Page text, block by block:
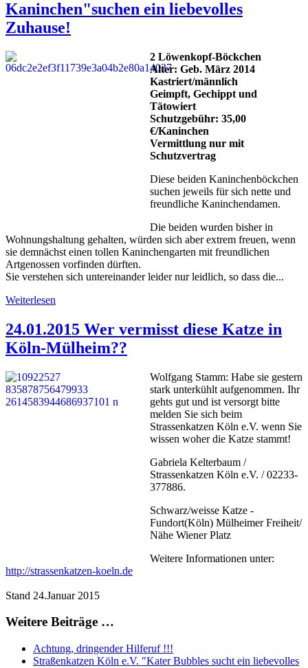
Kaninchen"suchen ein liebevolles
Zuhause!
2 Löwenkopf-Böckchen
Alter: Geb. März 2014
Kastriert/männlich
Geimpft, Gechippt und
Tätowiert
Schutzgebühr: 35,00
€/Kaninchen
Vermittlung nur mit
Schutzvertrag
Diese beiden Kaninchenböckchen
suchen jeweils für sich nette und
freundliche Kaninchendamen.
Die beiden wurden bisher in
Wohnungshaltung gehalten, würden sich aber extrem freuen, wenn
sie demnächst einen tollen Kaninchengarten mit freundlichen
Artgenossen vorfinden dürften.
Sie verstehen sich untereinander leider nur leidlich, so dass die...
Weiterlesen
24.01.2015 Wer vermisst diese Katze in
Köln-Mülheim??
Wolfgang Stamm: Habe sie gestern
stark unterkühlt aufgenommen. Ihr
gehts gut und ist versorgt bitte
melden Sie sich beim
Strassenkatzen Köln e.V. wenn Sie
wissen woher die Katze stammt!
Gabriela Kelterbaum /
Strassenkatzen Köln e.V. / 02233-
377886.
Schwarz/weisse Katze -
Fundort(Köln) Mülheimer Freiheit/
Nähe Wiener Platz
Weitere Informationen unter:
http://strassenkatzen-koeln.de
Stand 24.Januar 2015
Weitere Beiträge …
Achtung, dringender Hilferuf !!!
Straßenkatzen Köln e.V. "Kater Bubbles sucht ein liebevolles